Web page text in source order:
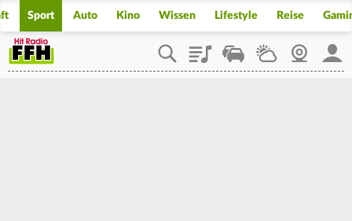
Sport Auto Kino Wissen Lifestyle Reise
PlaylistStaupilotWetterWebcam